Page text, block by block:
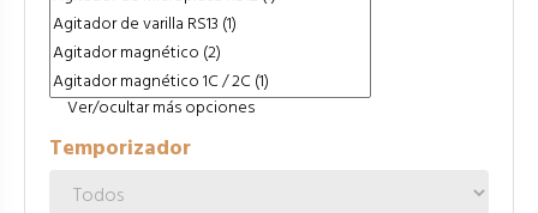
Ver/ocultar más opciones
Temporizador